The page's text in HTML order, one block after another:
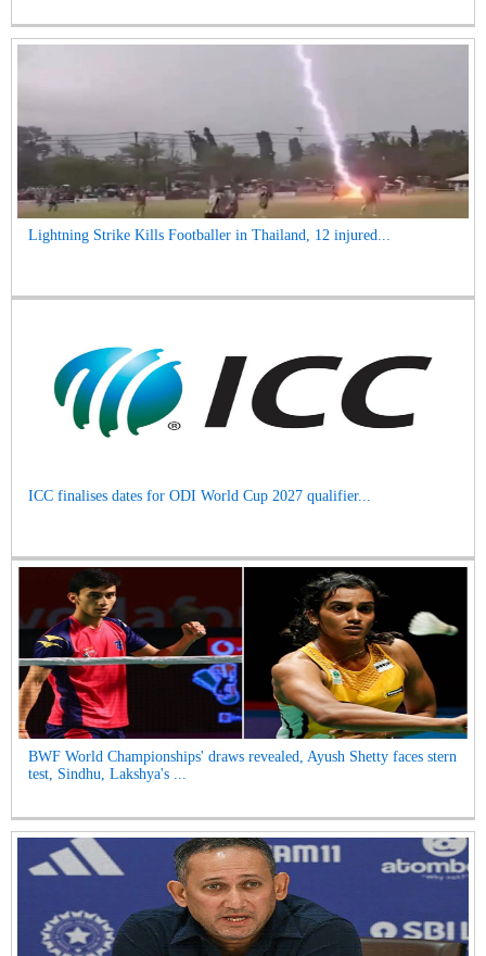
Lightning Strike Kills Footballer in Thailand, 12 injured...
ICC finalises dates for ODI World Cup 2027 qualifier...
BWF World Championships' draws revealed, Ayush Shetty faces stern
test, Sindhu, Lakshya's ...